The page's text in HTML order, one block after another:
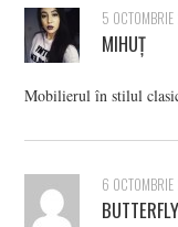
5
MIHUȚ
Mobilierul în stilul
6
BUTTERFLY